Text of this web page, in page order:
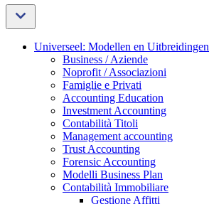
Universeel: Modellen en Uitbreidingen
Business / Aziende
Noprofit / Associazioni
Famiglie e Privati
Accounting Education
Investment Accounting
Contabilità Titoli
Management accounting
Trust Accounting
Forensic Accounting
Modelli Business Plan
Contabilità Immobiliare
Gestione Affitti